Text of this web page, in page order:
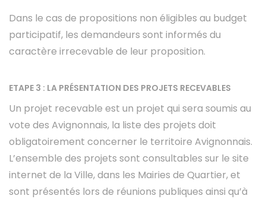
Dans le cas de propositions non éligibles au budget
participatif, les demandeurs sont informés du
caractère irrecevable de leur proposition.
ETAPE 3 : LA PRÉSENTATION DES PROJETS RECEVABLES
Un projet recevable est un projet qui sera soumis au
vote des Avignonnais, la liste des projets doit
obligatoirement concerner le territoire Avignonnais.
L’ensemble des projets sont consultables sur le site
internet de la Ville, dans les Mairies de Quartier, et
sont présentés lors de réunions publiques ainsi qu’à